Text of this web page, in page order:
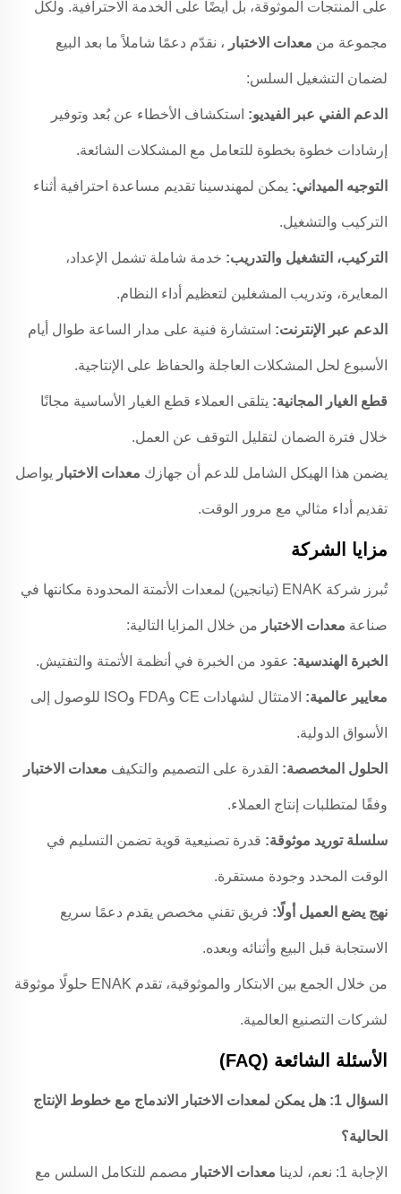
على المنتجات الموثوقة، بل أيضًا على الخدمة الاحترافية. ولكل
مجموعة من معدات الاختبار ، نقدّم دعمًا شاملاً ما بعد البيع
لضمان التشغيل السلس:
الدعم الفني عبر الفيديو: استكشاف الأخطاء عن بُعد وتوفير
إرشادات خطوة بخطوة للتعامل مع المشكلات الشائعة.
التوجيه الميداني: يمكن لمهندسينا تقديم مساعدة احترافية أثناء
التركيب والتشغيل.
التركيب، التشغيل والتدريب: خدمة شاملة تشمل الإعداد،
المعايرة، وتدريب المشغلين لتعظيم أداء النظام.
الدعم عبر الإنترنت: استشارة فنية على مدار الساعة طوال أيام
الأسبوع لحل المشكلات العاجلة والحفاظ على الإنتاجية.
قطع الغيار المجانية: يتلقى العملاء قطع الغيار الأساسية مجانًا
خلال فترة الضمان لتقليل التوقف عن العمل.
يضمن هذا الهيكل الشامل للدعم أن جهازك معدات الاختبار يواصل
تقديم أداء مثالي مع مرور الوقت.
مزايا الشركة
تُبرز شركة ENAK (تيانجين) لمعدات الأتمتة المحدودة مكانتها في
صناعة معدات الاختبار من خلال المزايا التالية:
الخبرة الهندسية: عقود من الخبرة في أنظمة الأتمتة والتفتيش.
معايير عالمية: الامتثال لشهادات CE وFDA وISO للوصول إلى
الأسواق الدولية.
الحلول المخصصة: القدرة على التصميم والتكيف معدات الاختبار
وفقًا لمتطلبات إنتاج العملاء.
سلسلة توريد موثوقة: قدرة تصنيعية قوية تضمن التسليم في
الوقت المحدد وجودة مستقرة.
نهج يضع العميل أولًا: فريق تقني مخصص يقدم دعمًا سريع
الاستجابة قبل البيع وأثنائه وبعده.
من خلال الجمع بين الابتكار والموثوقية، تقدم ENAK حلولًا موثوقة
لشركات التصنيع العالمية.
الأسئلة الشائعة (FAQ)
السؤال 1: هل يمكن لمعدات الاختبار الاندماج مع خطوط الإنتاج
الحالية؟
الإجابة 1: نعم، لدينا معدات الاختبار مصمم للتكامل السلس مع